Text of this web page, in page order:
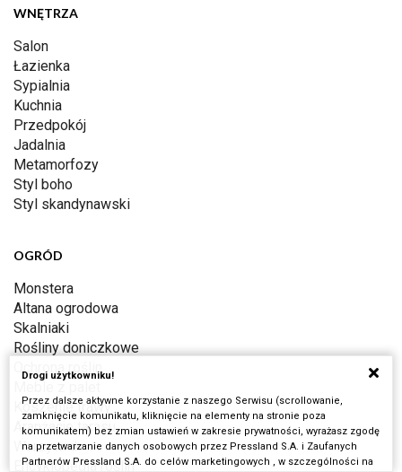
WNĘTRZA
Salon
Łazienka
Sypialnia
Kuchnia
Przedpokój
Jadalnia
Metamorfozy
Styl boho
Styl skandynawski
OGRÓD
Monstera
Altana ogrodowa
Skalniaki
Rośliny doniczkowe
Ochrona roślin
Koszenie trawy
Aranżacje tarasu
Warzywnik
Encyklopedia roślin
Drogi użytkowniku!
Przez dalsze aktywne korzystanie z naszego Serwisu (scrollowanie,
zamknięcie komunikatu, kliknięcie na elementy na stronie poza
komunikatem) bez zmian ustawień w zakresie prywatności, wyrażasz zgodę
na przetwarzanie danych osobowych przez Pressland S.A. i Zaufanych
Partnerów Pressland S.A. do celów marketingowych , w szczególności na